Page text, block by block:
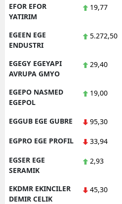
EFOR EFOR
YATIRIM
19,77
EGEEN EGE
ENDUSTRI
5.272,50
EGEGY EGEYAPI
AVRUPA GMYO
29,40
EGEPO NASMED
EGEPOL
19,00
EGGUB EGE GUBRE 95,30
EGPRO EGE PROFIL 33,94
EGSER EGE
SERAMIK
2,93
EKDMR EKINCILER
DEMIR CELIK
45,30